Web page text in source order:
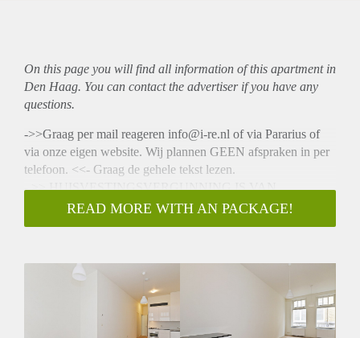
On this page you will find all information of this apartmentin
Den Haag. You can contact the advertiser if you have any
questions.
->>Graag per mail reageren info@i-re.nl of via Pararius of
via onze eigen website. Wij plannen GEEN afspraken in per
telefoon. <<- Graag de gehele tekst lezen.
- >> HUISVESTINGSVERGUNNING IS VAN
TOEPASSING <<-
https://www.denhaag.nl/nl/vergunningen-en-
Dit prachtige (In 2015 nieuw gebouwde) 2
kamerappartement staat nu te HUUR!
Dit appartement maakt onderdeel uit van een kleinschalig
complex van 16 appartementen welke hoofdzakelijk worden
READ MORE WITH AN PACKAGE!